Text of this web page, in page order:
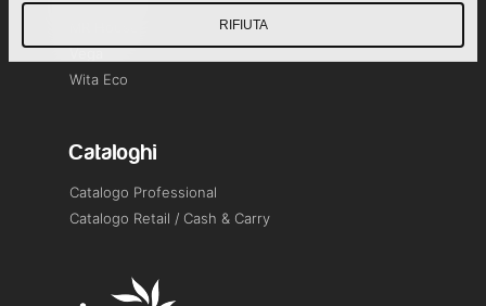
RIFIUTA
Vega
Wita Eco
Cataloghi
Catalogo Professional
Catalogo Retail / Cash & Carry